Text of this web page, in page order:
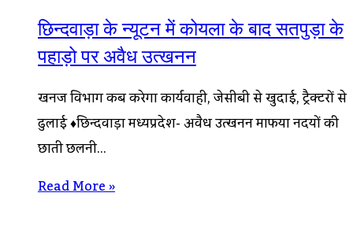
छिन्दवाड़ा के न्यूटन में कोयला के बाद सतपुड़ा के
पहाड़ो पर अवैध उत्खनन
खनिज विभाग कब करेगा कार्यवाही, जेसीबी से खुदाई, ट्रैक्टरों से
ढुलाई ♦छिन्दवाड़ा मध्यप्रदेश- अवैध उत्खनन माफिया नदियों की
छाती छलनी…
Read More »